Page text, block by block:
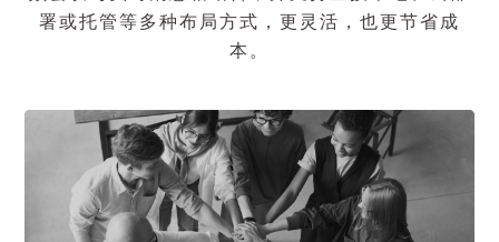
署或托管等多种布局方式，更灵活，也更节省成
本。